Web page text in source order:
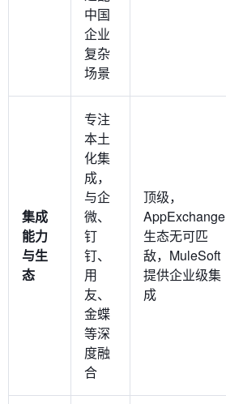
中国
企业
复杂
场景
集成
能力
与生
态
专注
本土
化集
成，
与企
微、
钉
钉、
用
友、
金蝶
等深
度融
合
顶级，
AppExchange
生态无可匹
敌，MuleSoft
提供企业级集
成